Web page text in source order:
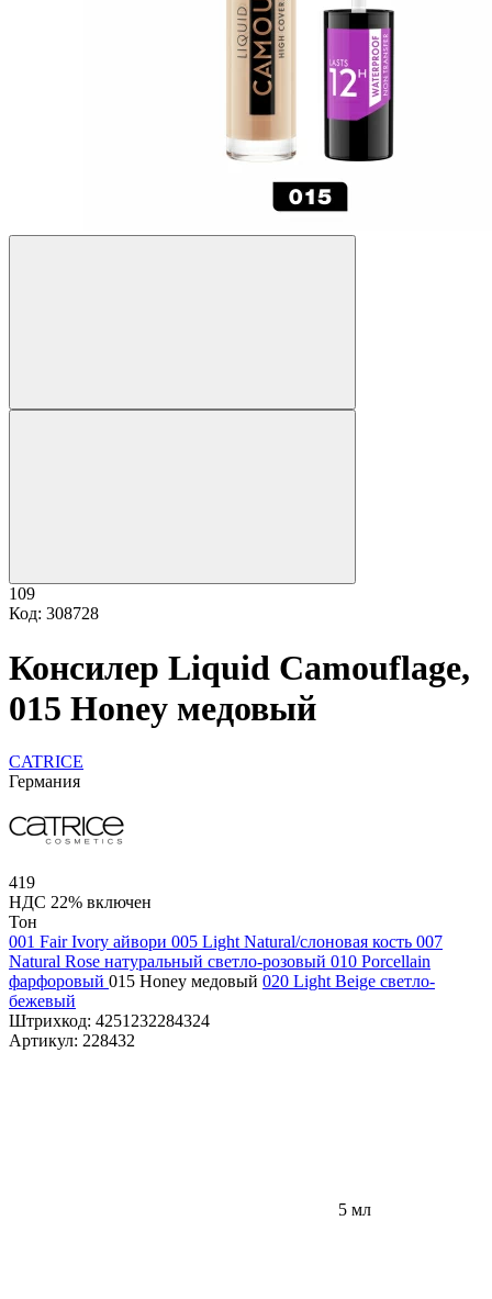
109
Код: 308728
Консилер Liquid Camouflage,
015 Honey медовый
CATRICE
Германия
419
НДС 22% включен
Тон
001 Fair Ivory айвори 005 Light Natural/слоновая кость 007
Natural Rose натуральный светло-розовый 010 Porcellain
фарфоровый 015 Honey медовый 020 Light Beige светло-
бежевый
Штрихкод: 4251232284324
Артикул: 228432
5 мл